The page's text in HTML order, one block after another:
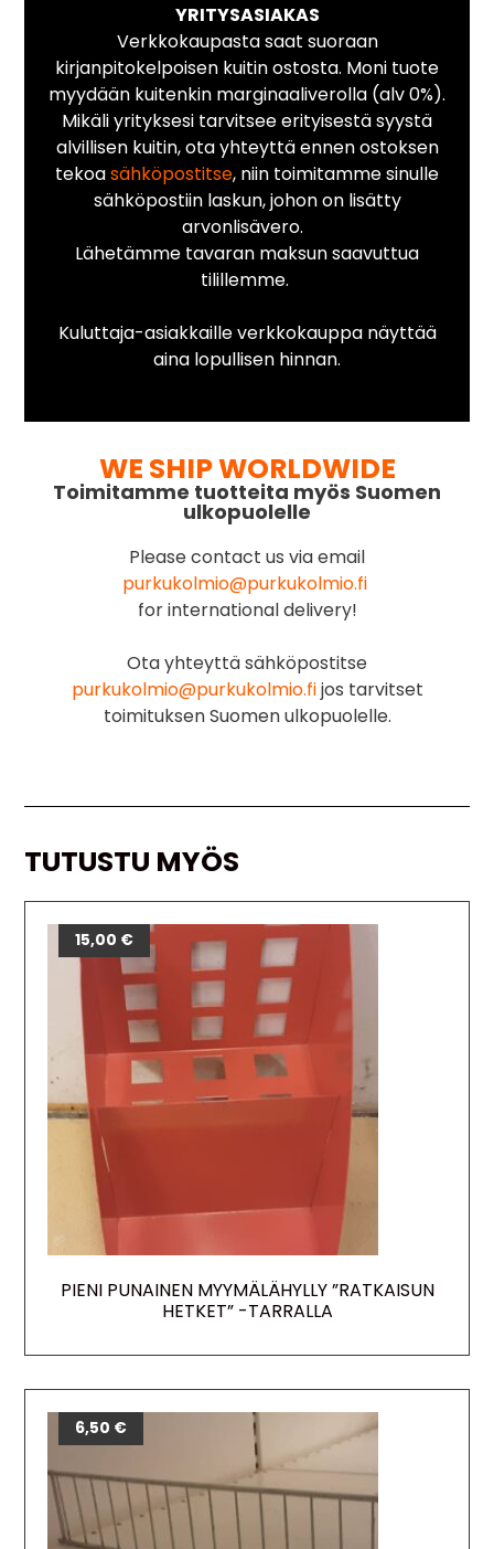
YRITYSASIAKAS
Verkkokaupasta saat suoraan
kirjanpitokelpoisen kuitin ostosta. Moni tuote
myydään kuitenkin marginaaliverolla (alv 0%).
Mikäli yrityksesi tarvitsee erityisestä syystä
alvillisen kuitin, ota yhteyttä ennen ostoksen
tekoasähköpostitse, niin toimitamme sinulle
sähköpostiin laskun, johon on lisätty
arvonlisävero.
Lähetämme tavaran maksun saavuttua
tilillemme.
Kuluttaja-asiakkaille verkkokauppa näyttää
aina lopullisen hinnan.
WE SHIP WORLDWIDE
Toimitamme tuotteita myös Suomen
ulkopuolelle
Please contact us via email
purkukolmio@purkukolmio.fi
for international delivery!
Ota yhteyttä sähköpostitse
purkukolmio@purkukolmio.fijos tarvitset
toimituksen Suomen ulkopuolelle.
TUTUSTU MYÖS
PIENI PUNAINEN MYYMÄLÄHYLLY ”RATKAISUN
HETKET” -TARRALLA
15,00 €
6,50 €